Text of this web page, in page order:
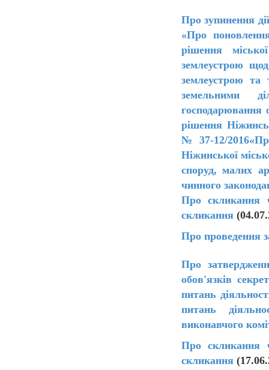
Про зупинення
«Про
рішення
землеустрою
землеустрою та
земельними
господарювання
рішення
№37-12/
Ніжинської
споруд, малих
чинного
Про скликання
скликання
Про проведення
Про
обов'язків
питань
питань
виконавчого
Про скликання
скликання